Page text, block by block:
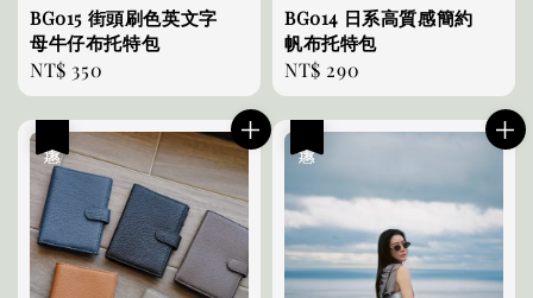
BG015 街頭刷色英文字
母牛仔布托特包
Regular
price
NT$ 350
BG014 日系高質感簡約
帆布托特包
Regular
price
NT$ 290